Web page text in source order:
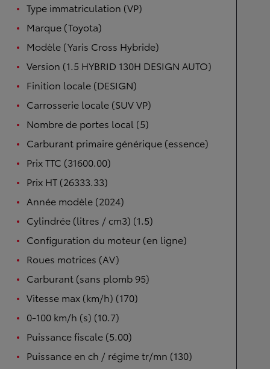
Type immatriculation (VP)
Marque (Toyota)
Modèle (Yaris Cross Hybride)
Version (1.5 HYBRID 130H DESIGN AUTO)
Finition locale (DESIGN)
Carrosserie locale (SUV VP)
Nombre de portes local (5)
Carburant primaire générique (essence)
Prix TTC (31600.00)
Prix HT (26333.33)
Année modèle (2024)
Cylindrée (litres / cm3) (1.5)
Configuration du moteur (en ligne)
Roues motrices (AV)
Carburant (sans plomb 95)
Vitesse max (km/h) (170)
0-100 km/h (s) (10.7)
Puissance fiscale (5.00)
Puissance en ch / régime tr/mn (130)